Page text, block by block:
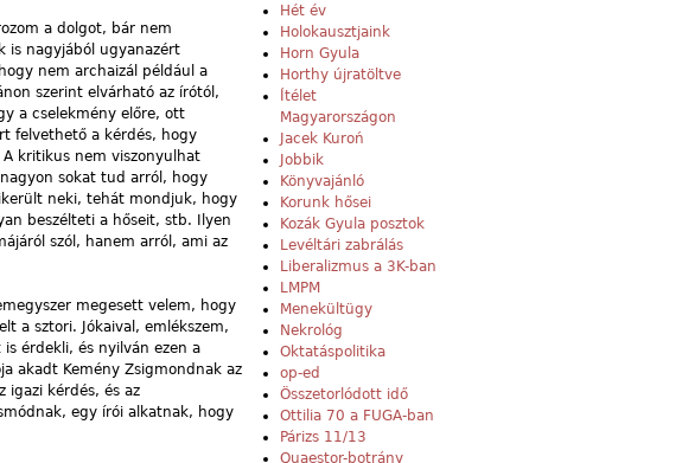
a dolgot, bár nem
is nagyjából ugyanazért
nem archaizál például a
szerint elvárható az írótól,
a cselekmény előre, ott
felvethető a kérdés, hogy
kritikus nem viszonyulhat
sokat tud arról, hogy
neki, tehát mondjuk, hogy
beszélteti a hőseit, stb. Ilyen
szól, hanem arról, ami az
megesett velem, hogy
a sztori. Jókaival, emlékszem,
érdekli, és nyilván ezen a
akadt Kemény Zsigmondnak az
igazi kérdés, és az
egy írói alkatnak, hogy
Hét év
Holokausztjaink
Horn Gyula
Horthy újratöltve
Ítélet
Magyarországon
Jacek Kuroń
Jobbik
Könyvajánló
Korunk hősei
Kozák Gyula posztok
Levéltári zabrálás
Liberalizmus a 3K-ban
LMPM
Menekültügy
Nekrológ
Oktatáspolitika
op-ed
Összetorlódott idő
Ottilia 70 a FUGA-ban
Párizs 11/13
Quaestor-botrány